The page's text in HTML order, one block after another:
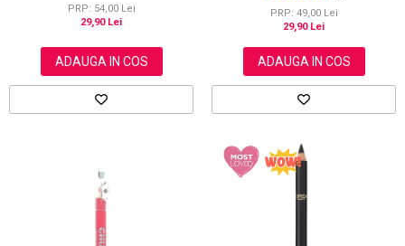
PRP: 54,00 Lei
29,90 Lei
ADAUGA IN COS
PRP: 49,00 Lei
29,90 Lei
ADAUGA IN COS